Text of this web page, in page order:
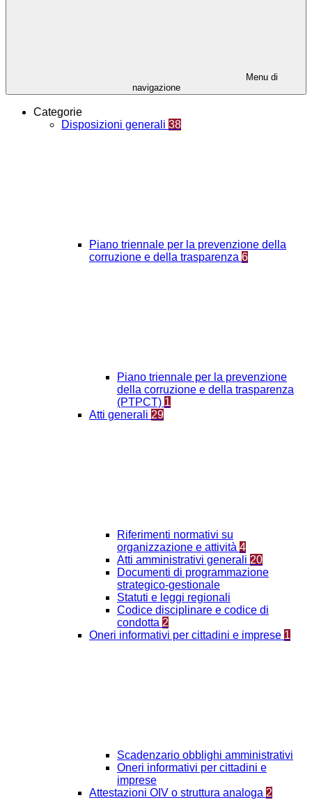
Menu di
navigazione
Categorie
Disposizioni generali 38
Piano triennale per la prevenzione della
corruzione e della trasparenza 6
Piano triennale per la prevenzione
della corruzione e della trasparenza
(PTPCT) 1
Atti generali 29
Riferimenti normativi su
organizzazione e attività 4
Atti amministrativi generali 20
Documenti di programmazione
strategico-gestionale
Statuti e leggi regionali
Codice disciplinare e codice di
condotta 2
Oneri informativi per cittadini e imprese 1
Scadenzario obblighi amministrativi
Oneri informativi per cittadini e
imprese
Attestazioni OIV o struttura analoga 2